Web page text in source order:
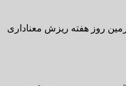
جهانی که در روز دوشنبه نزدیک مرز ۱۹۸۰ دلار معامله شده بود در چهارمین روز هفته ریزش معناداری